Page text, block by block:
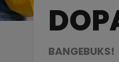
BANGEBUKS!